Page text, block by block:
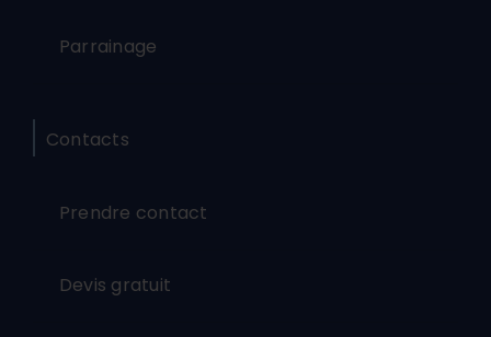
Parrainage
Contacts
Prendre contact
Devis gratuit